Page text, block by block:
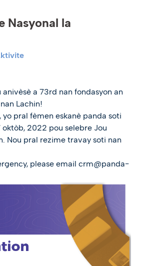
Nasyonal la
anivèsè a 73rd nan fondasyon an
Lachin!
pral fèmen eskanè panda soti
oktòb, 2022 pou selebre Jou
Nou pral rezime travay soti nan
please email crm@panda-